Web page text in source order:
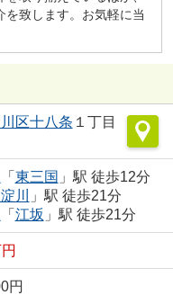
を致します。お気軽に当
区十八条 １丁目
「 東三国 」駅 徒歩12分
川
」駅 徒歩21分
「 江坂 」駅 徒歩21分
円